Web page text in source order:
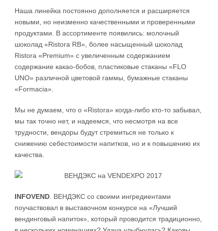
Наша линейка постоянно дополняется и расширяется
новыми, но неизменно качественными и проверенными
продуктами. В ассортименте появились: молочный
шоколад «Ristora RB», более насыщенный шоколад
Ristora «Premium» c увеличенным содержанием
содержание какао-бобов, пластиковые стаканы «FLO
UNO» различной цветовой гаммы, бумажные стаканы
«Formacia».
Мы не думаем, что о «Ristora» когда-либо кто-то забывал,
мы так точно нет, и надеемся, что несмотря на все
трудности, вендоры будут стремиться не только к
снижению себестоимости напитков, но и к повышению их
качества.
INFOVEND . ВЕНДЭКС со своими ингредиентами
поучаствовал в выставочном конкурсе на «Лучший
вендинговый напиток», который проводится традиционно,